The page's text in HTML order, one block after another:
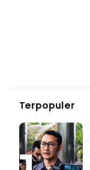
Terpopuler